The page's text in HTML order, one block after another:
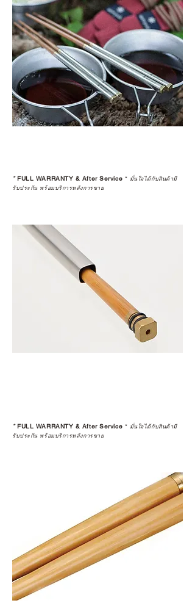
*FULL WARRANTY & After Service * มั่นใจได้กับสินค้ามี
รับประกัน พร้อมบริการหลังการขาย
*FULL WARRANTY & After Service * มั่นใจได้กับสินค้ามี
รับประกัน พร้อมบริการหลังการขาย